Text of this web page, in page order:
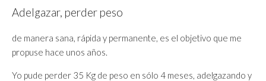
Adelgazar, perder peso
de manera sana, rápida y permanente, es el objetivo que me
propuse hace unos años.
Yo pude perder 35 Kg de peso en sólo 4 meses, adelgazando y